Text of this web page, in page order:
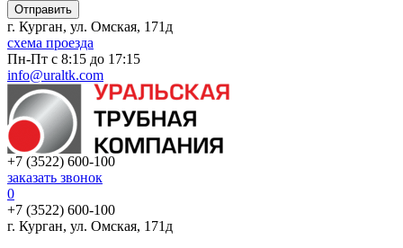
г. Курган, ул. Омская, 171д
схема проезда
Пн-Пт с 8:15 до 17:15
info@uraltk.com
+7 (3522) 600-100
заказать звонок
0
+7 (3522) 600-100
г. Курган, ул. Омская, 171д